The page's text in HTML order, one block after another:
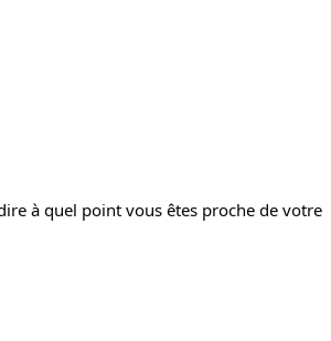
à quel point vous êtes proche de votre